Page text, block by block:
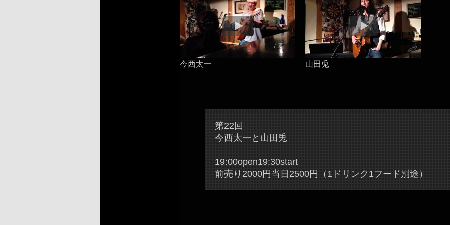
今西太一 山田兎
第22回
今西太一と山田兎
19:00open19:30start
前売り2000円当日2500円（1ドリンク1フード別途）